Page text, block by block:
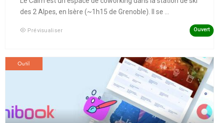
des 2 Alpes, en Isère (~1h15 de Grenoble). Il se ...
Prévisualiser Ouvert
Outil